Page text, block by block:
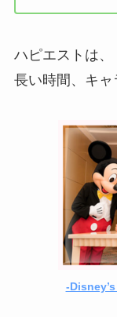
ハピエストは
長い時間、キャ
-